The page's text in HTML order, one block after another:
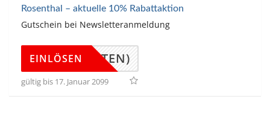
Rosenthal – aktuelle 10% Rabattaktion
Gutschein bei Newsletteranmeldung
(UNTEN)
EINLÖSEN
gültig bis 17. Januar 2099